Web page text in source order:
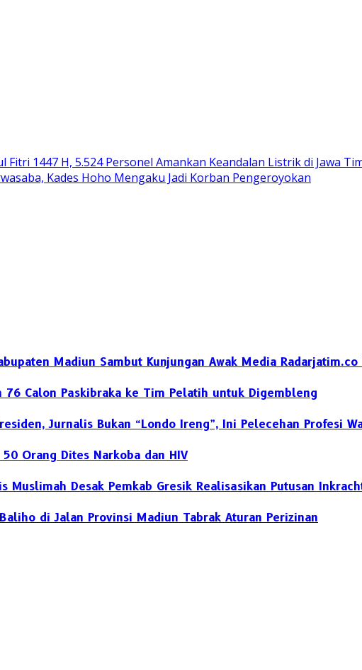
Fitri 1447 H, 5.524 Personel Amankan Keandalan Listrik di Jawa
Kades Hoho Mengaku Jadi Korban Pengeroyokan
Madiun Sambut Kunjungan Awak Media
76 Calon Paskibraka ke Tim Pelatih untuk Digembleng
Jurnalis Bukan “Londo Ireng”, Ini Pelecehan Profesi
Orang Dites Narkoba dan HIV
Muslimah Desak Pemkab Gresik Realisasikan Putusan
di Jalan Provinsi Madiun Tabrak Aturan Perizinan